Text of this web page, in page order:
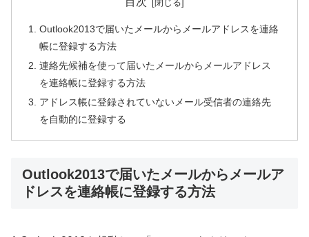
Outlook2013で届いたメールからメールアドレスを連絡
帳に登録する方法
連絡先候補を使って届いたメールからメールアドレス
を連絡帳に登録する方法
アドレス帳に登録されていないメール受信者の連絡先
を自動的に登録する
Outlook2013で届いたメールからメールア
ドレスを連絡帳に登録する方法